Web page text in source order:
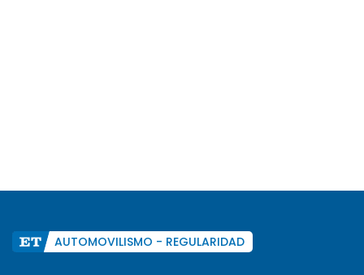
AUTOMOVILISMO - REGULARIDAD